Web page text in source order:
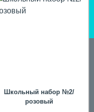
Школьный набор №2/
розовый